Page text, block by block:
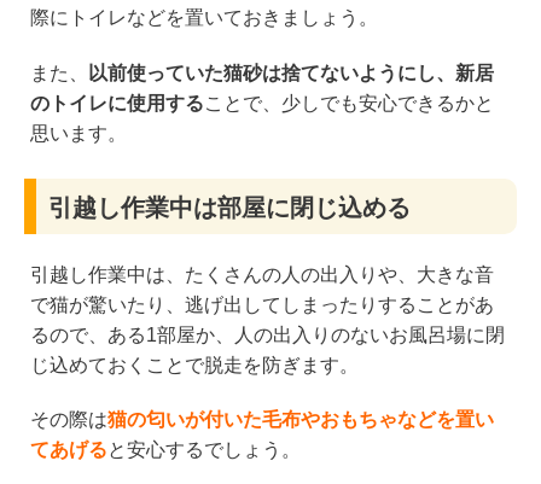
際にトイレなどを置いておきましょう。
また、
以前使っていた猫砂は捨てないようにし、新居
のトイレに使用することで、少しでも安心できるかと
思います。
引越し作業中は部屋に閉じ込める
引越し作業中は、たくさんの人の出入りや、大きな音
で猫が驚いたり、逃げ出してしまったりすることがあ
るので、ある1部屋か、人の出入りのないお風呂場に閉
じ込めておくことで脱走を防ぎます。
その際は猫の匂いが付いた毛布やおもちゃなどを置い
てあげると安心するでしょう。